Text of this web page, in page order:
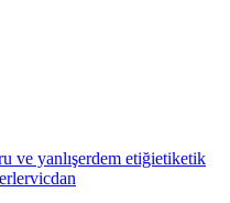
ve yanlışerdem etiğietiketik
vicdan